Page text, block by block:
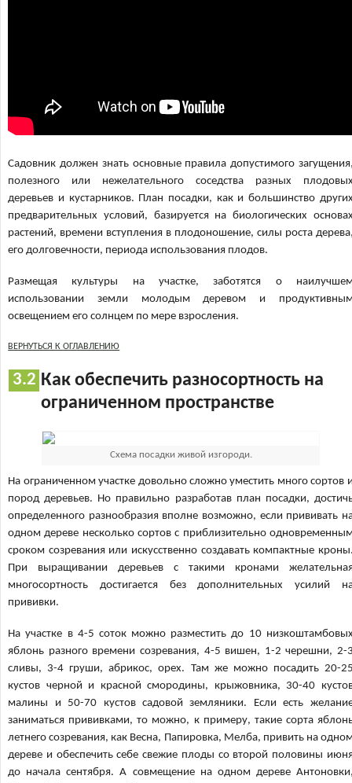
Садовник должен знать основные правила допустимого
полезного или нежелательного соседства разных
деревьев и кустарников. План посадки, как и большинство
предварительных условий, базируется на биологических
растений, времени вступления в плодоношение, силы роста
его долговечности, периода использования плодов.
Размещая культуры на участке, заботятся о
использовании земли молодым деревом и
освещением его солнцем по мере взросления.
ВЕРНУТЬСЯ К ОГЛАВЛЕНИЮ
Как обеспечить разносортность на
ограниченном пространстве
Схема посадки живой изгороди.
На ограниченном участке довольно сложно уместить много сортов
пород деревьев. Но правильно разработав план посадки,
определенного разнообразия вполне возможно, если прививать
одном дереве несколько сортов с приблизительно
сроком созревания или искусственно создавать компактные
При выращивании деревьев с такими кронами
многосортность достигается без дополнительных усилий
прививки.
На участке в 4-5 соток можно разместить до 10
яблонь разного времени созревания, 4-5 вишен, 1-2 черешни, 2-
сливы, 3-4 груши, абрикос, орех. Там же можно посадить 20-
кустов черной и красной смородины, крыжовника, 30-40
малины и 50-70 кустов садовой земляники. Если есть
заниматься прививками, то можно, к примеру, такие сорта
летнего созревания, как Весна, Папировка, Мелба, привить на
дереве и обеспечить себе свежие плоды со второй половины
до начала сентября. А совмещение на одном дереве